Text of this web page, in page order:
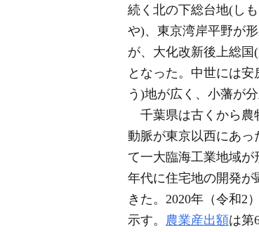
続く北の下総台地(し
や)、東京湾岸平野が
が、大化改新後上総
となった。中世には
う)地が広く、小藩が
千葉県は古くから農
動脈が東京以西にあ
て一大臨海工業地域が
年代に住宅地の開発
きた。2020年（令和2
示す。 農業産出額は第